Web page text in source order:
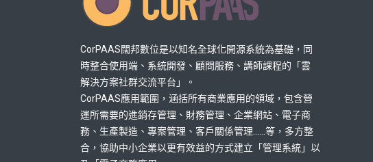
CorPAAS闊邦數位是以知名全球化開源系統為基礎，同
時整合使用端、系統開發、顧問服務、講師課程的「雲
解決方案社群交流平台」。
CorPAAS應用範圍，涵括所有商業應用的領域，包含營
運所需要的進銷存管理、財務管理、企業網站、電子商
務、生產製造、專案管理、客戶關係管理......等，多方整
合，協助中小企業以更有效益的方式建立「管理系統」以